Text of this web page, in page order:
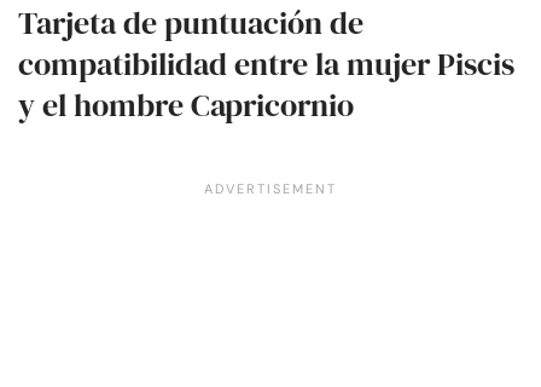
Tarjeta de puntuación de
compatibilidad entre la mujer Piscis
y el hombre Capricornio